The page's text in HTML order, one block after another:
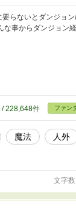
らないとダンジョ
な事からダンジョン
/ 228,648件 ファン
魔法 人外
文字